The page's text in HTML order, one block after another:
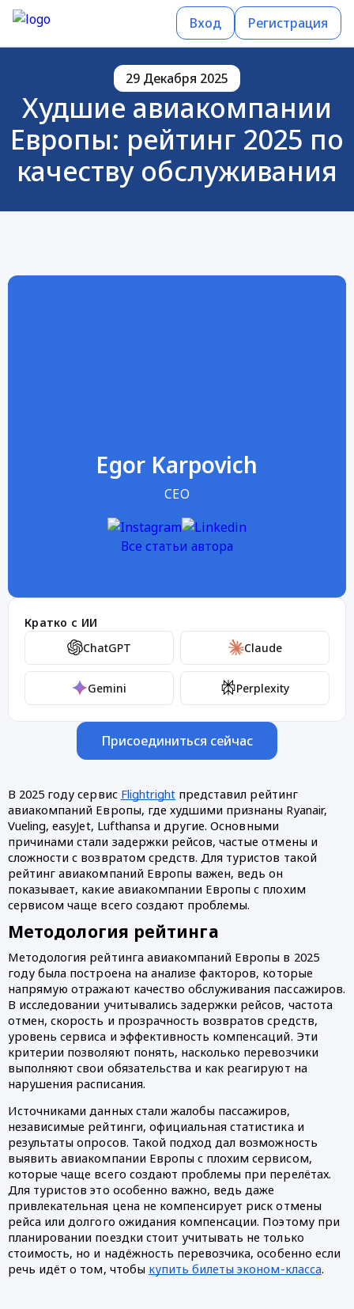
Вход Регистрация
29 Декабря 2025
Худшие авиакомпании
Европы: рейтинг 2025 по
качеству обслуживания
Egor Karpovich
CEO
Все статьи автора
Кратко с ИИ
ChatGPT
Claude
Gemini Perplexity
Присоединиться сейчас
В 2025 году сервис Flightright представил рейтинг
авиакомпаний Европы, где худшими признаны Ryanair,
Vueling, easyJet, Lufthansa и другие. Основными
причинами стали задержки рейсов, частые отмены и
сложности с возвратом средств. Для туристов такой
рейтинг авиакомпаний Европы важен, ведь он
показывает, какие авиакомпании Европы с плохим
сервисом чаще всего создают проблемы.
Методология рейтинга
Методология рейтинга авиакомпаний Европы в 2025
году была построена на анализе факторов, которые
напрямую отражают качество обслуживания пассажиров.
В исследовании учитывались задержки рейсов, частота
отмен, скорость и прозрачность возвратов средств,
уровень сервиса и эффективность компенсаций. Эти
критерии позволяют понять, насколько перевозчики
выполняют свои обязательства и как реагируют на
нарушения расписания.
Источниками данных стали жалобы пассажиров,
независимые рейтинги, официальная статистика и
результаты опросов. Такой подход дал возможность
выявить авиакомпании Европы с плохим сервисом,
которые чаще всего создают проблемы при перелётах.
Для туристов это особенно важно, ведь даже
привлекательная цена не компенсирует риск отмены
рейса или долгого ожидания компенсации. Поэтому при
планировании поездки стоит учитывать не только
стоимость, но и надёжность перевозчика, особенно если
речь идёт о том, чтобы купить билеты эконом-класса.